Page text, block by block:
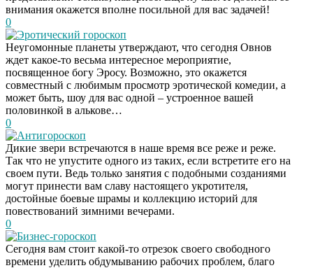
внимания окажется вполне посильной для вас задачей!
0
Эротический гороскоп
Неугомонные планеты утверждают, что сегодня Овнов
ждет какое-то весьма интересное мероприятие,
посвященное богу Эросу. Возможно, это окажется
совместный с любимым просмотр эротической комедии, а
может быть, шоу для вас одной – устроенное вашей
половинкой в алькове…
0
Антигороскоп
Дикие звери встречаются в наше время все реже и реже.
Так что не упустите одного из таких, если встретите его на
своем пути. Ведь только занятия с подобными созданиями
могут принести вам славу настоящего укротителя,
достойные боевые шрамы и коллекцию историй для
повествований зимними вечерами.
0
Бизнес-гороскоп
Сегодня вам стоит какой-то отрезок своего свободного
времени уделить обдумыванию рабочих проблем, благо